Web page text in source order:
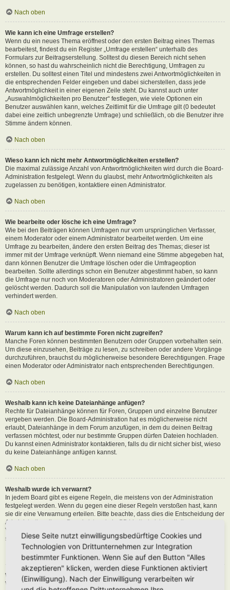
Nach oben
Wie kann ich eine Umfrage erstellen?
Wenn du ein neues Thema eröffnest oder den ersten Beitrag eines Themas
bearbeitest, findest du ein Register „Umfrage erstellen“ unterhalb des
Formulars zur Beitragserstellung. Solltest du diesen Bereich nicht sehen
können, so hast du wahrscheinlich nicht die Berechtigung, Umfragen zu
erstellen. Du solltest einen Titel und mindestens zwei Antwortmöglichkeiten in
die entsprechenden Felder eingeben und dabei sicherstellen, dass jede
Antwortmöglichkeit in einer eigenen Zeile steht. Du kannst auch unter
„Auswahlmöglichkeiten pro Benutzer“ festlegen, wie viele Optionen ein
Benutzer auswählen kann, welches Zeitlimit für die Umfrage gilt (0 bedeutet
dabei eine zeitlich unbegrenzte Umfrage) und schließlich, ob die Benutzer ihre
Stimme ändern können.
Nach oben
Wieso kann ich nicht mehr Antwortmöglichkeiten erstellen?
Die maximal zulässige Anzahl von Antwortmöglichkeiten wird durch die Board-
Administration festgelegt. Wenn du glaubst, mehr Antwortmöglichkeiten als
zugelassen zu benötigen, kontaktiere einen Administrator.
Nach oben
Wie bearbeite oder lösche ich eine Umfrage?
Wie bei den Beiträgen können Umfragen nur vom ursprünglichen Verfasser,
einem Moderator oder einem Administrator bearbeitet werden. Um eine
Umfrage zu bearbeiten, ändere den ersten Beitrag des Themas; dieser ist
immer mit der Umfrage verknüpft. Wenn niemand eine Stimme abgegeben hat,
dann können Benutzer die Umfrage löschen oder die Umfrageoption
bearbeiten. Sollte allerdings schon ein Benutzer abgestimmt haben, so kann
die Umfrage nur noch von Moderatoren oder Administratoren geändert oder
gelöscht werden. Dadurch soll die Manipulation von laufenden Umfragen
verhindert werden.
Nach oben
Warum kann ich auf bestimmte Foren nicht zugreifen?
Manche Foren können bestimmten Benutzern oder Gruppen vorbehalten sein.
Um diese einzusehen, Beiträge zu lesen, zu schreiben oder andere Vorgänge
durchzuführen, brauchst du möglicherweise besondere Berechtigungen. Frage
einen Moderator oder Administrator nach entsprechenden Berechtigungen.
Nach oben
Weshalb kann ich keine Dateianhänge anfügen?
Rechte für Dateianhänge können für Foren, Gruppen und einzelne Benutzer
vergeben werden. Die Board-Administration hat es möglicherweise nicht
erlaubt, Dateianhänge in dem Forum anzufügen, in dem du deinen Beitrag
verfassen möchtest, oder nur bestimmte Gruppen dürfen Dateien hochladen.
Du kannst einen Administrator kontaktieren, falls du dir nicht sicher bist, wieso
du keine Dateianhänge anfügen kannst.
Nach oben
Weshalb wurde ich verwarnt?
In jedem Board gibt es eigene Regeln, die meistens von der Administration
festgelegt werden. Wenn du gegen eine dieser Regeln verstoßen hast, kann
sie dir eine Verwarnung erteilen. Bitte beachte, dass dies die Entscheidung der
Administration dieses Boards ist und phpBB Limited nichts mit dieser
Verwarnung zu tun hat. Kontaktiere einen Administrator, sofern du die nicht
sicher bist, wieso du verwarnt wurdest.
Nach oben
Wie kann ich Beiträge den Moderatoren melden?
Wenn ein Administrator die entsprechenden Berechtigungen vergeben hat,
Diese Seite nutzt einwilligungsbedürftige Cookies und
Technologien von Drittunternehmen zur Integration
bestimmter Funktionen. Wenn Sie auf den Button "Alles
akzeptieren" klicken, werden diese Funktionen aktiviert
(Einwilligung). Nach der Einwilligung verarbeiten wir